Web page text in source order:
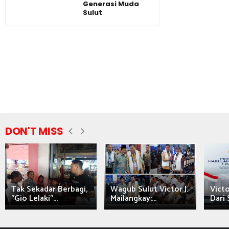
Generasi Muda
Sulut
DON'T MISS
Tak Sekadar Berbagi,
"Gio Lelaki"...
Wagub Sulut Victor J.
Mailangkay:... Dari